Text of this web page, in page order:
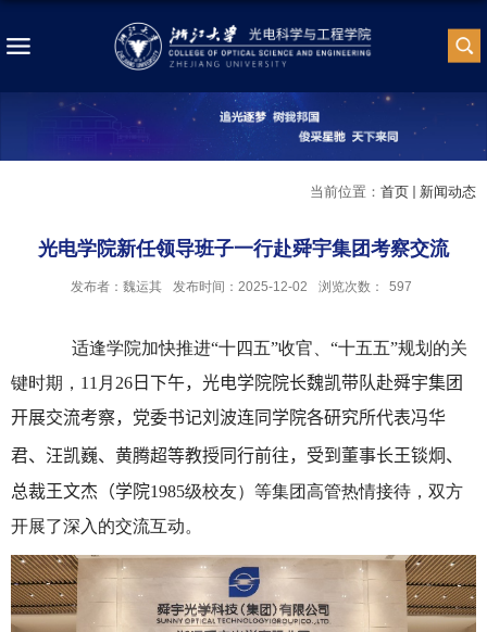
当前位置： 首页 新闻动态
光电学院新任领导班子一行赴舜宇集团考察交流
发布者：魏运其 发布时间：2025-12-02 浏览次数： 597
适逢学院加快推进“十四五”收官、“十五五”规划的关
键时期， 11 月 26 日下午，光电学院院长魏凯带队赴舜宇集团
开展交流考察，党委书记刘波连同学院各研究所代表冯华
君、汪凯巍、黄腾超等教授同行前往， 受到董事长王锬炯、
总裁王文杰（学院1985级校友）等集团高管热情接待，双方
开展了深入的交流互动。